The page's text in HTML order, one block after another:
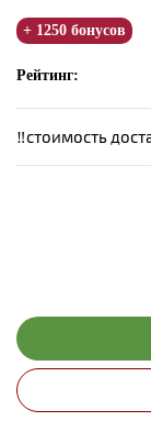
+ 1250 бонусов
Рейтинг:
‼️стоимость